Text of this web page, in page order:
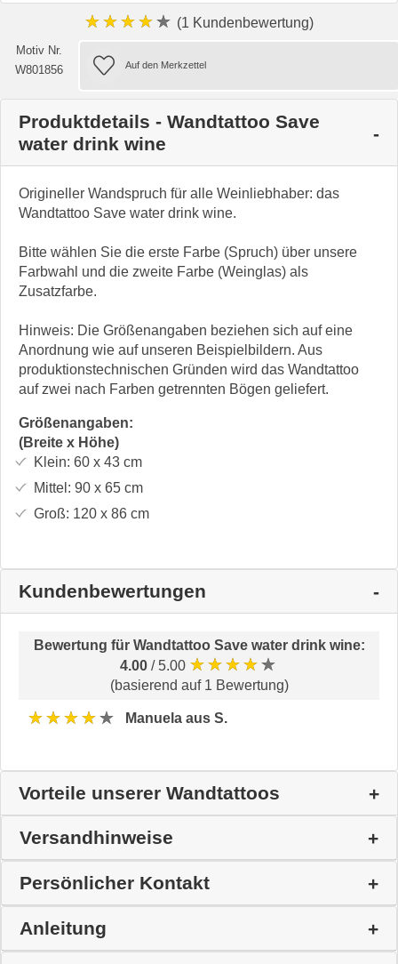
★★★★★ (1 Kundenbewertung)
Motiv Nr.
W801856
Produktdetails - Wandtattoo Save
water drink wine
Origineller Wandspruch für alle Weinliebhaber: das
Wandtattoo Save water drink wine.
Bitte wählen Sie die erste Farbe (Spruch) über unsere
Farbwahl und die zweite Farbe (Weinglas) als
Zusatzfarbe.
Hinweis: Die Größenangaben beziehen sich auf eine
Anordnung wie auf unseren Beispielbildern. Aus
produktionstechnischen Gründen wird das Wandtattoo
auf zwei nach Farben getrennten Bögen geliefert.
Größenangaben:
(Breite x Höhe)
Klein: 60 x 43cm
Mittel: 90 x 65cm
Groß: 120 x 86cm
Kundenbewertungen
Bewertung für Wandtattoo Save water drink wine:
4.00 / 5.00 ★★★★★
(basierend auf 1 Bewertung)
★★★★★ Manuela aus S.
Vorteile unserer Wandtattoos
Versandhinweise
Persönlicher Kontakt
Anleitung